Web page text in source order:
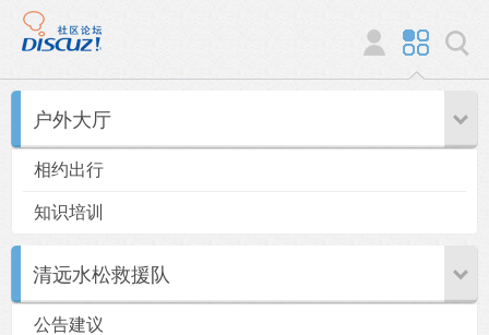
户外大厅
相约出行
知识培训
清远水松救援队
公告建议